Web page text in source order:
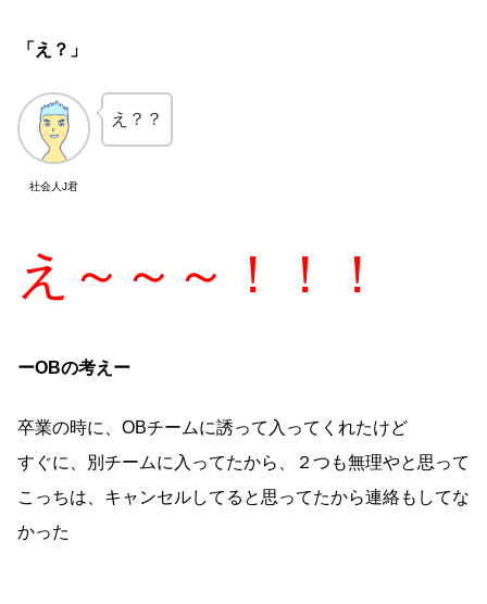
「え？」
社会人J君
え？？
え～～～！！！
ーOBの考えー
卒業の時に、OBチームに誘って入ってくれたけど
すぐに、別チームに入ってたから、２つも無理やと思って
こっちは、キャンセルしてると思ってたから連絡もしてな
かった